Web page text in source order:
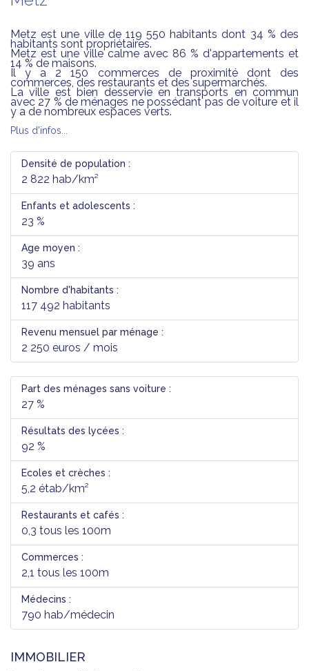
Metz est une ville de 119 550 habitants dont 34 % des
habitants sont propriétaires.
Metz est une ville calme avec 86 % d'appartements et
14 % de maisons.
Il y a 2 150 commerces de proximité dont des
commerces, des restaurants et des supermarchés.
La ville est bien desservie en transports en commun
avec 27 % de ménages ne possédant pas de voiture et il
y a de nombreux espaces verts.
Plus d'infos...
Densité de population :
2 822 hab/km²
Enfants et adolescents :
23 %
Age moyen :
39 ans
Nombre d'habitants :
117 492 habitants
Revenu mensuel par ménage :
2 250 euros / mois
Part des ménages sans voiture :
27 %
Résultats des lycées :
92 %
Ecoles et crèches :
5,2 étab/km²
Restaurants et cafés :
0,3 tous les 100m
Commerces :
2,1 tous les 100m
Médecins :
790 hab/médecin
IMMOBILIER